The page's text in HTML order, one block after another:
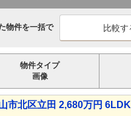
物件を一括で
物件タイプ
画像
市北区立田 2,680万円 6LDK